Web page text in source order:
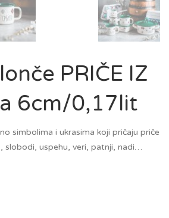
PRIČE IZ
6cm/0,17lit
simbolima i ukrasima koji pričaju priče
slobodi, uspehu, veri, patnji, nadi…